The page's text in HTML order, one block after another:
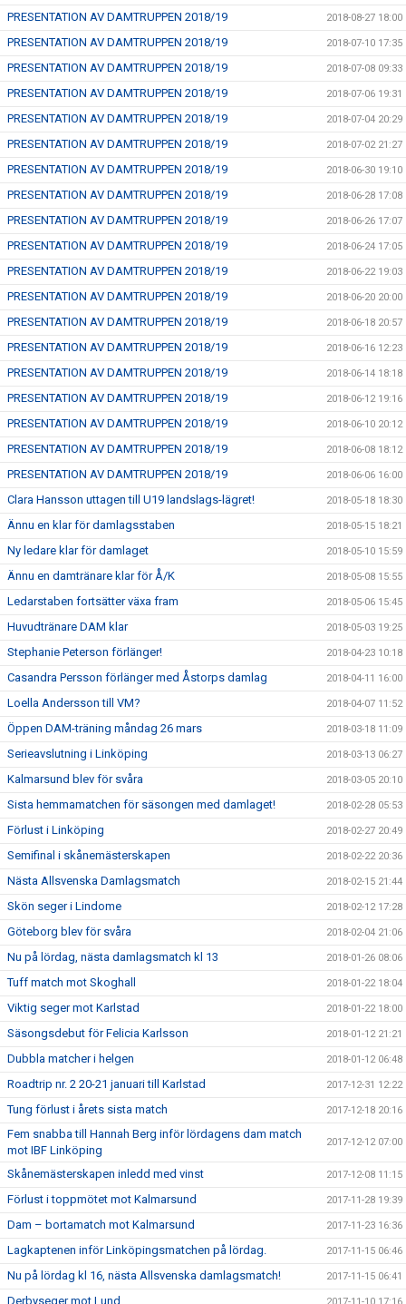
PRESENTATION AV DAMTRUPPEN 2018/19 2018-08-27 18:00
PRESENTATION AV DAMTRUPPEN 2018/19 2018-07-10 17:35
PRESENTATION AV DAMTRUPPEN 2018/19 2018-07-08 09:33
PRESENTATION AV DAMTRUPPEN 2018/19 2018-07-06 19:31
PRESENTATION AV DAMTRUPPEN 2018/19 2018-07-04 20:29
PRESENTATION AV DAMTRUPPEN 2018/19 2018-07-02 21:27
PRESENTATION AV DAMTRUPPEN 2018/19 2018-06-30 19:10
PRESENTATION AV DAMTRUPPEN 2018/19 2018-06-28 17:08
PRESENTATION AV DAMTRUPPEN 2018/19 2018-06-26 17:07
PRESENTATION AV DAMTRUPPEN 2018/19 2018-06-24 17:05
PRESENTATION AV DAMTRUPPEN 2018/19 2018-06-22 19:03
PRESENTATION AV DAMTRUPPEN 2018/19 2018-06-20 20:00
PRESENTATION AV DAMTRUPPEN 2018/19 2018-06-18 20:57
PRESENTATION AV DAMTRUPPEN 2018/19 2018-06-16 12:23
PRESENTATION AV DAMTRUPPEN 2018/19 2018-06-14 18:18
PRESENTATION AV DAMTRUPPEN 2018/19 2018-06-12 19:16
PRESENTATION AV DAMTRUPPEN 2018/19 2018-06-10 20:12
PRESENTATION AV DAMTRUPPEN 2018/19 2018-06-08 18:12
PRESENTATION AV DAMTRUPPEN 2018/19 2018-06-06 16:00
Clara Hansson uttagen till U19 landslags-lägret! 2018-05-18 18:30
Ännu en klar för damlagsstaben 2018-05-15 18:21
Ny ledare klar för damlaget 2018-05-10 15:59
Ännu en damtränare klar för Å/K 2018-05-08 15:55
Ledarstaben fortsätter växa fram 2018-05-06 15:45
Huvudtränare DAM klar 2018-05-03 19:25
Stephanie Peterson förlänger! 2018-04-23 10:18
Casandra Persson förlänger med Åstorps damlag 2018-04-11 16:00
Loella Andersson till VM? 2018-04-07 11:52
Öppen DAM-träning måndag 26 mars 2018-03-18 11:09
Serieavslutning i Linköping 2018-03-13 06:27
Kalmarsund blev för svåra 2018-03-05 20:10
Sista hemmamatchen för säsongen med damlaget! 2018-02-28 05:53
Förlust i Linköping 2018-02-27 20:49
Semifinal i skånemästerskapen 2018-02-22 20:36
Nästa Allsvenska Damlagsmatch 2018-02-15 21:44
Skön seger i Lindome 2018-02-12 17:28
Göteborg blev för svåra 2018-02-04 21:06
Nu på lördag, nästa damlagsmatch kl 13 2018-01-26 08:06
Tuff match mot Skoghall 2018-01-22 18:04
Viktig seger mot Karlstad 2018-01-22 18:00
Säsongsdebut för Felicia Karlsson 2018-01-12 21:21
Dubbla matcher i helgen 2018-01-12 06:48
Roadtrip nr. 2 20-21 januari till Karlstad 2017-12-31 12:22
Tung förlust i årets sista match 2017-12-18 20:16
Fem snabba till Hannah Berg inför lördagens dam match
mot IBF Linköping
2017-12-12 07:00
Skånemästerskapen inledd med vinst 2017-12-08 11:15
Förlust i toppmötet mot Kalmarsund 2017-11-28 19:39
Dam – bortamatch mot Kalmarsund 2017-11-23 16:36
Lagkaptenen inför Linköpingsmatchen på lördag. 2017-11-15 06:46
Nu på lördag kl 16, nästa Allsvenska damlagsmatch! 2017-11-15 06:41
Derbyseger mot Lund